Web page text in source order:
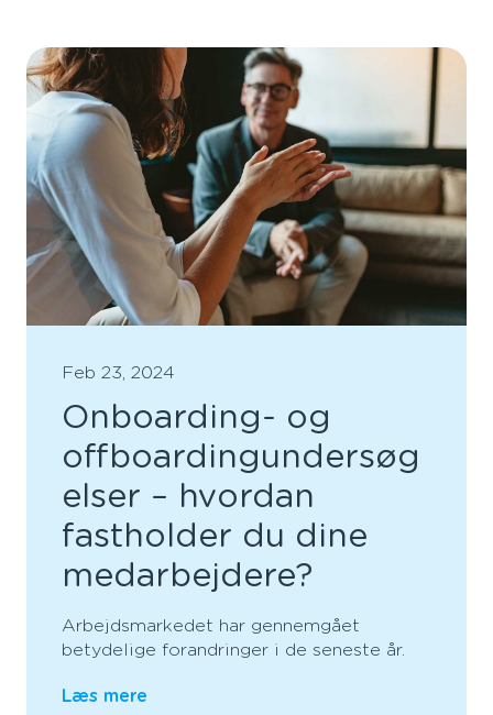
Feb 23, 2024
Onboarding- og
offboardingundersøg
elser – hvordan
fastholder du dine
medarbejdere?
Arbejdsmarkedet har gennemgået
betydelige forandringer i de seneste år.
Læs mere